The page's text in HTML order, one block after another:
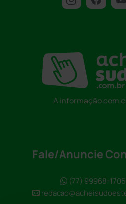
A informação com
Fale/Anuncie
(77) 99968-1705